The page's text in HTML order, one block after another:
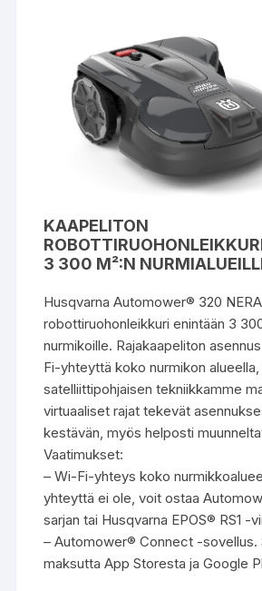
KAAPELITON
3 300 M²:N
Husqvarna Automower® 320
robottiruohonleikkuri enintään 3
nurmikoille. Rajakaapeliton
Fi-yhteyttä koko nurmikon alueella,
satelliittipohjaisen tekniikkamme
virtuaaliset rajat tekevät
kestävän, myös helposti
Vaatimukset:
– Wi-Fi-yhteys koko
yhteyttä ei ole, voit ostaa
sarjan tai Husqvarna EPOS® RS1 -
– Automower® Connect -sovellus.
maksutta App Storesta ja Google